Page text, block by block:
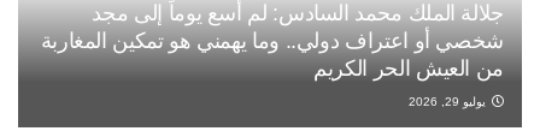
جلالة الملك محمد السادس: لم أسع يوماً إلى مجد
شخصي أو اعتراف دولي.. وما يهمني هو تمكين المغاربة
من العيش الحر الكريم
يوليو 29, 2026